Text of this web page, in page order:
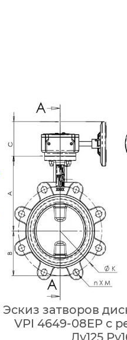
Эскиз затворов
VPI 4649-08EP с
Ду125